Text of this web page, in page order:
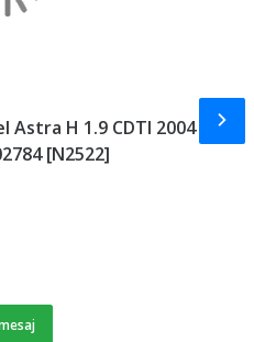
Astra H 1.9 CDTI 2004 -
[N2522]